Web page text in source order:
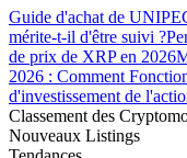
Guide d'achat de
mérite-t-il d'être suivi ?
de prix de XRP en 2026
2026 : Comment
d'investissement de
Classement des
Nouveaux Listings